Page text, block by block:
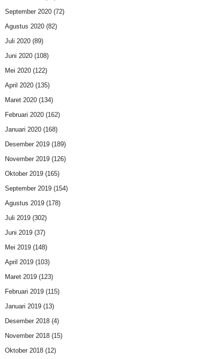
September 2020 (72)
Agustus 2020 (82)
Juli 2020 (89)
Juni 2020 (108)
Mei 2020 (122)
April 2020 (135)
Maret 2020 (134)
Februari 2020 (162)
Januari 2020 (168)
Desember 2019 (189)
November 2019 (126)
Oktober 2019 (165)
September 2019 (154)
Agustus 2019 (178)
Juli 2019 (302)
Juni 2019 (37)
Mei 2019 (148)
April 2019 (103)
Maret 2019 (123)
Februari 2019 (115)
Januari 2019 (13)
Desember 2018 (4)
November 2018 (15)
Oktober 2018 (12)